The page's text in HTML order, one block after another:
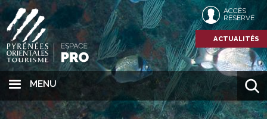
MENU
ACCÈS
RÉSERVÉ
ACTUALITÉS